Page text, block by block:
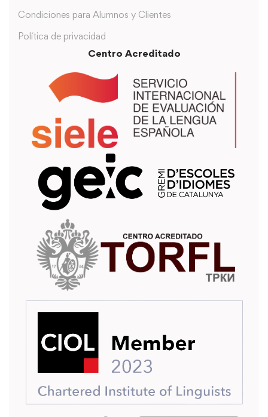
Condiciones para Alumnos y Clientes
Política de privacidad
Centro Acreditado